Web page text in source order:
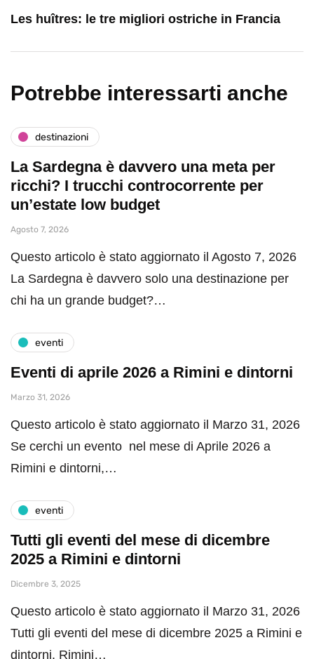
Les huîtres: le tre migliori ostriche in Francia
Potrebbe interessarti anche
destinazioni
La Sardegna è davvero una meta per
ricchi? I trucchi controcorrente per
un’estate low budget
Agosto 7, 2026
Questo articolo è stato aggiornato il Agosto 7, 2026
La Sardegna è davvero solo una destinazione per
chi ha un grande budget?…
eventi
Eventi di aprile 2026 a Rimini e dintorni
Marzo 31, 2026
Questo articolo è stato aggiornato il Marzo 31, 2026
Se cerchi un evento nel mese di Aprile 2026 a
Rimini e dintorni,…
eventi
Tutti gli eventi del mese di dicembre
2025 a Rimini e dintorni
Dicembre 3, 2025
Questo articolo è stato aggiornato il Marzo 31, 2026
Tutti gli eventi del mese di dicembre 2025 a Rimini e
dintorni. Rimini…